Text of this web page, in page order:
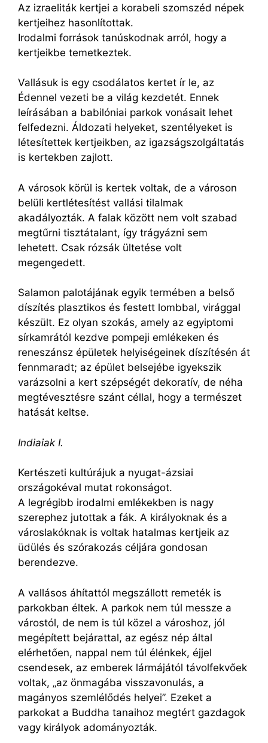
Az izraeliták kertjei a korabeli szomszéd népek
kertjeihez hasonlítottak.
Irodalmi források tanúskodnak arról, hogy a
kertjeikbe temetkeztek.
Vallásuk is egy csodálatos kertet ír le, az
Édennel vezeti be a világ kezdetét. Ennek
leírásában a babilóniai parkok vonásait lehet
felfedezni. Áldozati helyeket, szentélyeket is
létesítettek kertjeikben, az igazságszolgáltatás
is kertekben zajlott.
A városok körül is kertek voltak, de a városon
belüli kertlétesítést vallási tilalmak
akadályozták. A falak között nem volt szabad
megtűrni tisztátalant, így trágyázni sem
lehetett. Csak rózsák ültetése volt
megengedett.
Salamon palotájának egyik termében a belső
díszítés plasztikos és festett lombbal, virággal
készült. Ez olyan szokás, amely az egyiptomi
sírkamrától kezdve pompeji emlékeken és
reneszánsz épületek helyiségeinek díszítésén át
fennmaradt; az épület belsejébe igyekszik
varázsolni a kert szépségét dekoratív, de néha
megtévesztésre szánt céllal, hogy a természet
hatását keltse.
Indiaiak I.
Kertészeti kultúrájuk a nyugat-ázsiai
országokéval mutat rokonságot.
A legrégibb irodalmi emlékekben is nagy
szerephez jutottak a fák. A királyoknak és a
városlakóknak is voltak hatalmas kertjeik az
üdülés és szórakozás céljára gondosan
berendezve.
A vallásos áhítattól megszállott remeték is
parkokban éltek. A parkok nem túl messze a
várostól, de nem is túl közel a városhoz, jól
megépített bejárattal, az egész nép által
elérhetően, nappal nem túl élénkek, éjjel
csendesek, az emberek lármájától távolfekvőek
voltak, „az önmagába visszavonulás, a
magányos szemlélődés helyei”. Ezeket a
parkokat a Buddha tanaihoz megtért gazdagok
vagy királyok adományozták.